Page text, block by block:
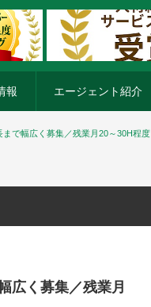
報 エージェント紹介
まで幅広く募集／残業月20～30H程度
広く募集／残業月